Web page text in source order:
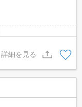
詳細を見る